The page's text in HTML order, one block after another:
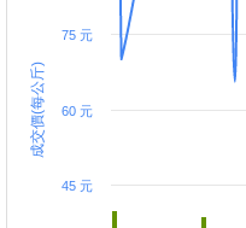
成交價(每公斤)
45 元
60 元
75 元